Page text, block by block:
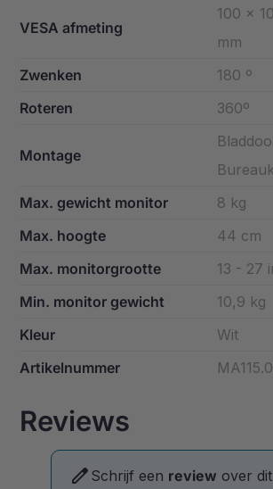
VESA afmeting
100 x
mm
Zwenken
180 º
Roteren
360º
Montage
Max. gewicht monitor
8 kg
Max. hoogte
44 cm
Max. monitorgrootte
13 - 27
Min. monitor gewicht
10,9 kg
Kleur
Wit
Artikelnummer
Reviews
edit Schrijf een review over